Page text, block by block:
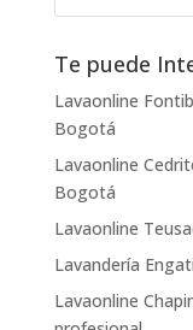
Te puede
Lavaonline
Bogotá
Lavaonline
Bogotá
Lavaonline
Lavandería
Lavaonline